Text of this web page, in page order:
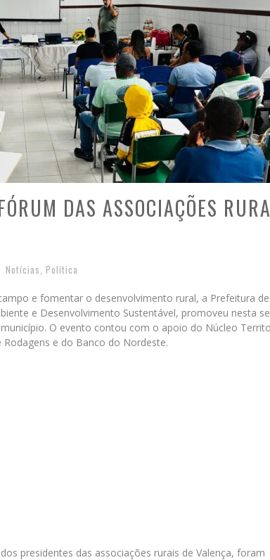
DAS ASSOCIAÇÕES
Notícias, Política
e fomentar o desenvolvimento rural, a Prefeitura de
e Desenvolvimento Sustentável, promoveu nesta
O evento contou com o apoio do Núcleo
Rodagens e do Banco do Nordeste.
presidentes das associações rurais de Valença, foram